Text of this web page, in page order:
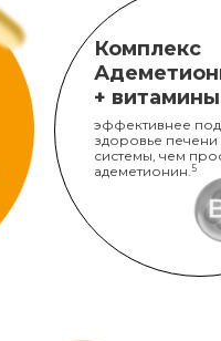
Комплекс
+
эффективнее
здоровье печени
системы, чем
адеметионин. 5